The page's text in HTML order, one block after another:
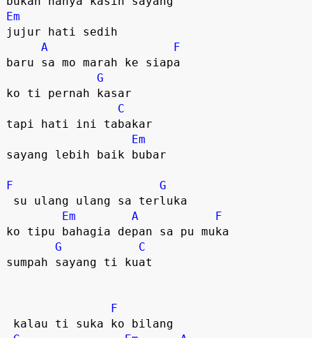
Em
jujur hati sedih
A
F
baru sa mo marah ke siapa
G
ko ti pernah kasar
C
tapi hati ini tabakar
Em
sayang lebih baik bubar
F
G
Em
A
F
ko tipu bahagia depan sa pu muka
G
C
sumpah sayang ti kuat
F